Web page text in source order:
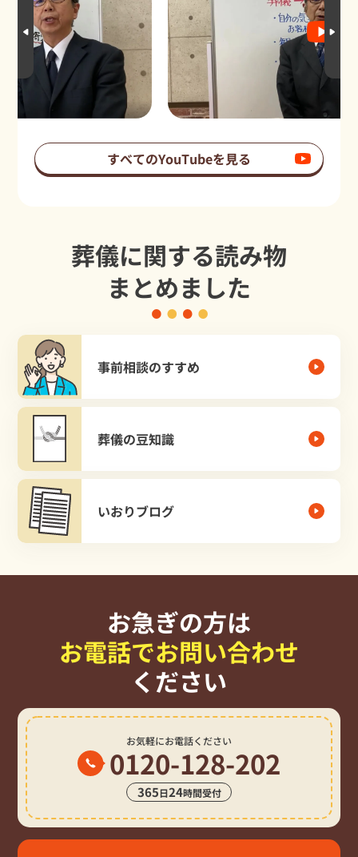
すべてのYouTubeを見る
葬儀に関する読み物
まとめました
事前相談のすすめ
葬儀の豆知識
いおりブログ
お急ぎの方は
お電話でお問い合わせ
ください
お気軽にお電話ください
0120-128-202
365日24時間受付